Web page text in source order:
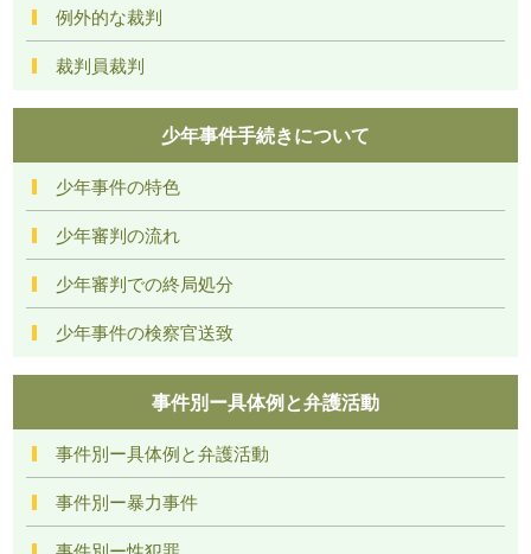
例外的な裁判
裁判員裁判
少年事件手続きについて
少年事件の特色
少年審判の流れ
少年審判での終局処分
少年事件の検察官送致
事件別ー具体例と弁護活動
事件別ー具体例と弁護活動
事件別ー暴力事件